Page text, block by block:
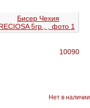
10090
Нет в наличии